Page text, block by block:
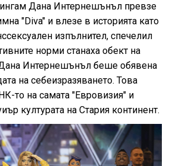
Дана Интернешънъл превзе
"Diva" и влезе в историята като
изпълнител, спечелил
норми станаха обект на
Интернешънъл беше обявена
на себеизразяването. Това
то на самата "Евровизия" и
културата на Стария континент.